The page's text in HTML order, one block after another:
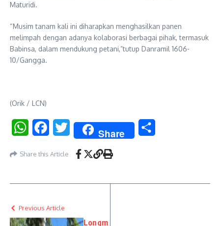
Maturidi.
“Musim tanam kali ini diharapkan menghasilkan panen
melimpah dengan adanya kolaborasi berbagai pihak, termasuk
Babinsa, dalam mendukung petani,”tutup Danramil 1606-
10/Gangga.
(Orik / LCN)
WhatsAppFacebookTwitter Share
Share this Article
Previous Article
Longm